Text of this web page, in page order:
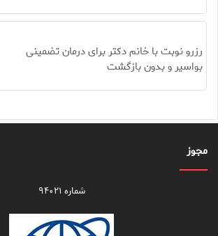
رزرو نوبت با خانم دکتر برای درمان تضمینی
بواسیر و بدون بازگشت
مجوز
شماره ۹۴۰۲۱